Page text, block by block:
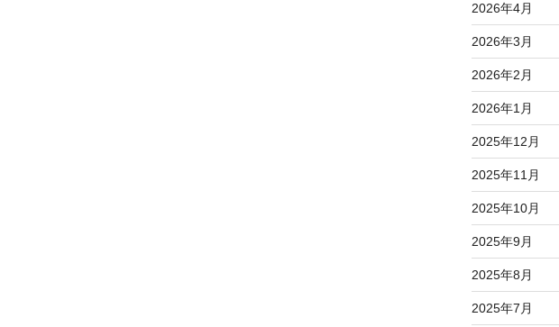
2026年4月
2026年3月
2026年2月
2026年1月
2025年12月
2025年11月
2025年10月
2025年9月
2025年8月
2025年7月